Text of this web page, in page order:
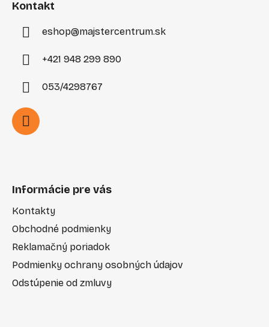
Kontakt
eshop@majstercentrum.sk
+421 948 299 890
053/4298767
Informácie pre vás
Kontakty
Obchodné podmienky
Reklamačný poriadok
Podmienky ochrany osobných údajov
Odstúpenie od zmluvy